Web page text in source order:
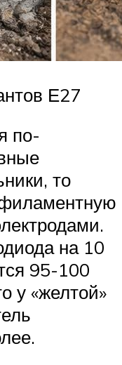
Е27
по-
то
на 10
95-100
у «желтой»